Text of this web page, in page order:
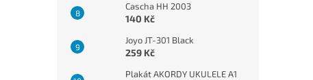
Cascha HH 2003
140 Kč
Joyo JT-301 Black
259 Kč
Plakát AKORDY UKULELE A1